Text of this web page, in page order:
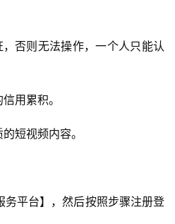
否则无法操作，一个人只能认
用累积。
短视频内容。
务平台】，然后按照步骤注册登